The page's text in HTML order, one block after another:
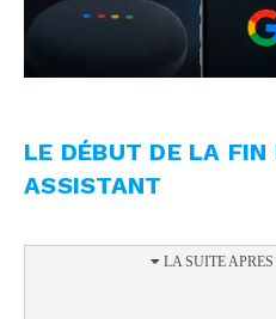
LE DÉBUT DE LA FIN
ASSISTANT